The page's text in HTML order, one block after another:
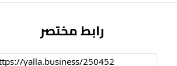
رابط مختصر